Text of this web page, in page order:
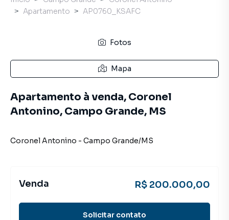
Apartamento
AP0760_KSAFC
Fotos
Mapa
Apartamento à venda, Coronel
Antonino, Campo Grande, MS
Coronel Antonino - Campo Grande/MS
Venda R$ 200.000,00
Solicitar contato